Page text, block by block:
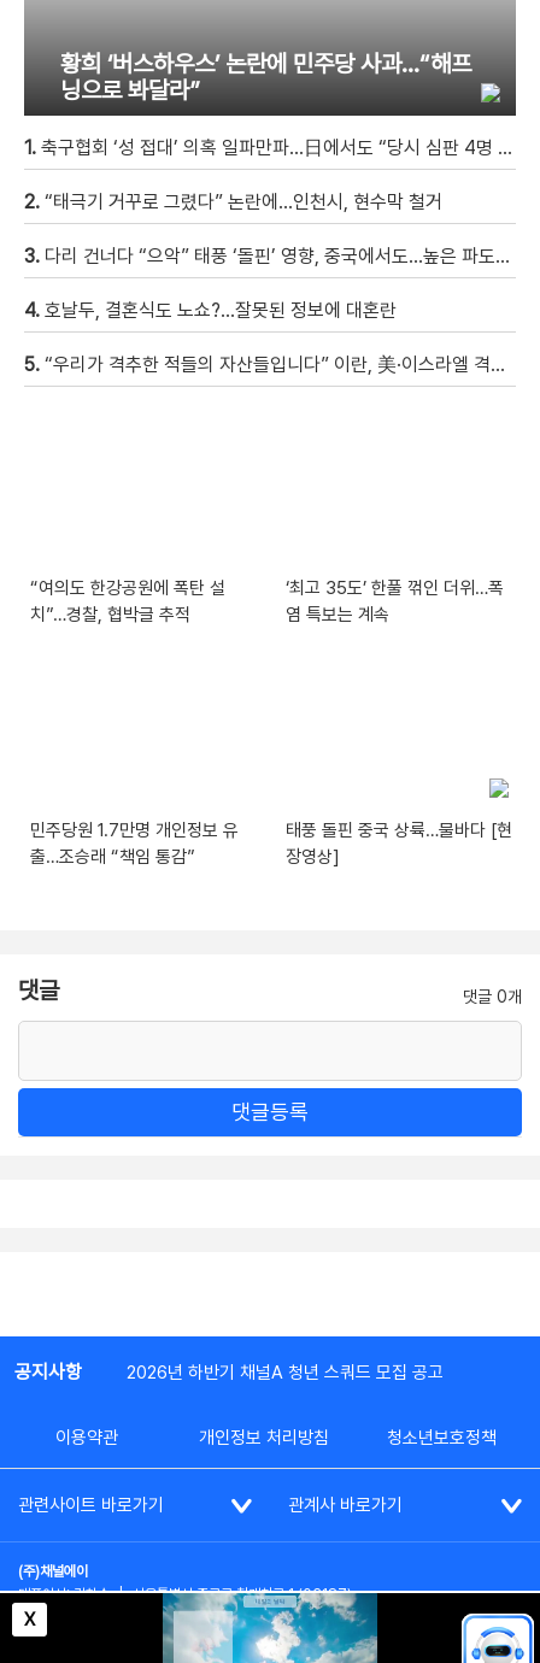
황희 ‘버스하우스’ 논란에 민주당 사과…“해프
닝으로 봐달라”
1. 축구협회 ‘성 접대’ 의혹 일파만파…日에서도 “당시 심판 4명 조사 착수”
2. “태극기 거꾸로 그렸다” 논란에…인천시, 현수막 철거
3. 다리 건너다 “으악” 태풍 ‘돌핀’ 영향, 중국에서도…높은 파도에 휩쓸려 9세 아이 실종 [현장영상]
4. 호날두, 결혼식도 노쇼?…잘못된 정보에 대혼란
5. “우리가 격추한 적들의 자산들입니다” 이란, 美·이스라엘 격추 드론 전시회 열어
“여의도 한강공원에 폭탄 설
치”…경찰, 협박글 추적
‘최고 35도’ 한풀 꺾인 더위…폭
염 특보는 계속
민주당원 1.7만명 개인정보 유
출…조승래 “책임 통감”
태풍 돌핀 중국 상륙…물바다 [현
장영상]
댓글 댓글 0개
댓글등록
X
공지사항 2026년 하반기 채널A 청년 스쿼드 모집 공고
이용약관 개인정보 처리방침 청소년보호정책
관련사이트 바로가기 관계사 바로가기
(주)채널에이
대표이사: 김차수 | 서울특별시 종로구 청계천로 1 (03187)
부가통신사업신고: 022357호 | 사업자등록번호: 101-86-62787
대표전화: (02)2020-3114
시청자상담실: (02)2020-3100